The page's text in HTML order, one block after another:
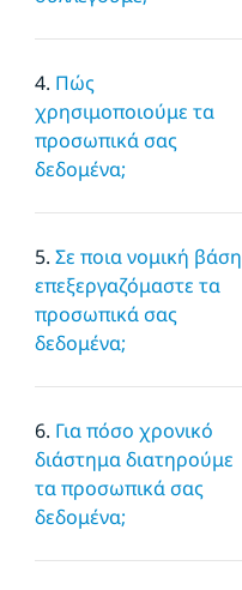
4. Πώς
χρησιμοποιούμε τα
προσωπικά σας
δεδομένα;
5. Σε ποια νομική βάση
επεξεργαζόμαστε τα
προσωπικά σας
δεδομένα;
6. Για πόσο χρονικό
διάστημα διατηρούμε
τα προσωπικά σας
δεδομένα;